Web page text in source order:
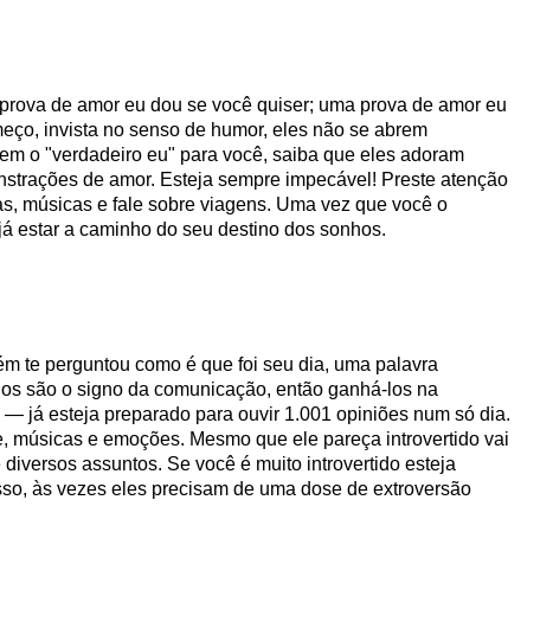
de amor eu dou se você quiser; uma prova de amor eu
invista no senso de humor, eles não se abrem
o "verdadeiro eu" para você, saiba que eles adoram
de amor. Esteja sempre impecável! Preste atenção
músicas e fale sobre viagens. Uma vez que você o
estar a caminho do seu destino dos sonhos.
te perguntou como é que foi seu dia, uma palavra
são o signo da comunicação, então ganhá-los na
já esteja preparado para ouvir 1.001 opiniões num só dia.
músicas e emoções. Mesmo que ele pareça introvertido vai
assuntos. Se você é muito introvertido esteja
às vezes eles precisam de uma dose de extroversão